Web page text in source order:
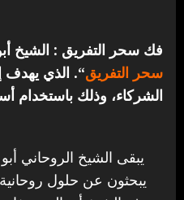
فك سحر التفريق : الشيخ
سحر التفريق“. الذي يهدف
الشركاء، وذلك باستخدام
يبقى الشيخ الروحاني
يبحثون عن حلول